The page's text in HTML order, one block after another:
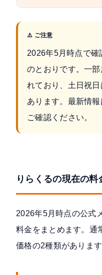
⚠️ ご注意
2026年5月時点で確
のとおりです。一
れており、土日祝
あります。最新情報
ご確認ください。
りらくるの現在の料
2026年5月時点の公式
料金をまとめます。通
価格の2種類があります